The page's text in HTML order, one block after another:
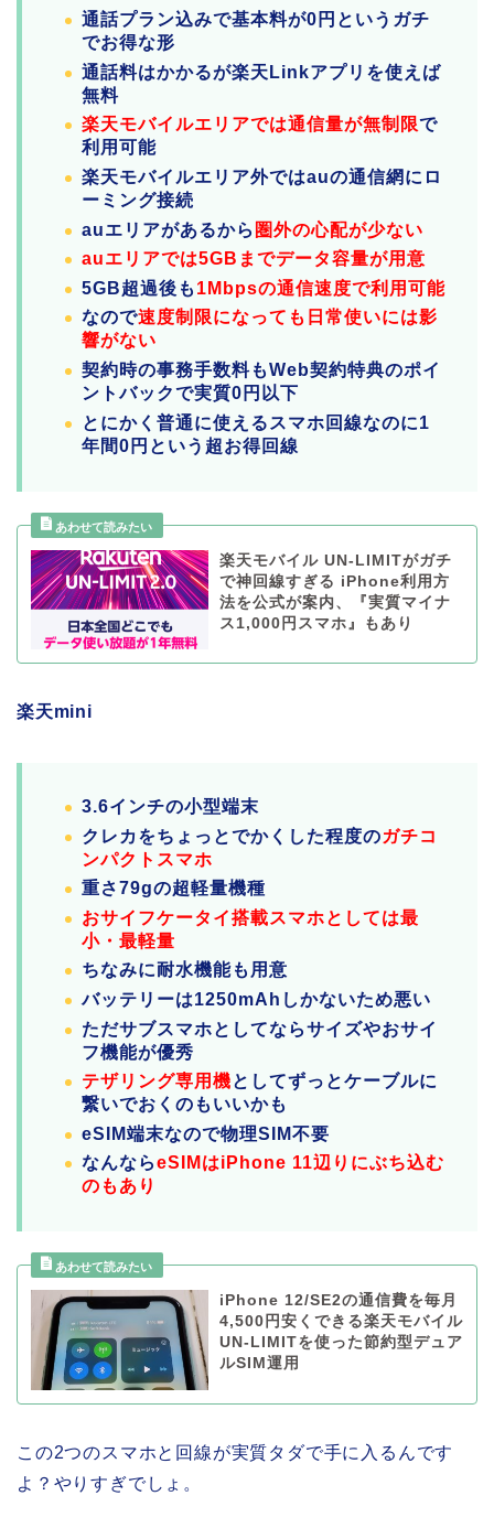
通話プラン込みで基本料が0円というガチ
でお得な形
通話料はかかるが楽天Linkアプリを使えば
無料
楽天モバイルエリアでは通信量が無制限で
利用可能
楽天モバイルエリア外ではauの通信網にロ
ーミング接続
auエリアがあるから 圏外の心配が少ない
auエリアでは5GBまでデータ容量が用意
5GB超過後も 1Mbpsの通信速度で利用可能
なので速度制限になっても日常使いには影
響がない
契約時の事務手数料もWeb契約特典のポイ
ントバックで実質0円以下
とにかく普通に使えるスマホ回線なのに1
年間0円という超お得回線
楽天モバイル UN-LIMITがガチ
で神回線すぎる iPhone利用方
法を公式が案内、『実質マイナ
ス1,000円スマホ』もあり
楽天mini
3.6インチの小型端末
クレカをちょっとでかくした程度のガチコ
ンパクトスマホ
重さ79gの超軽量機種
おサイフケータイ搭載スマホとしては最
小・最軽量
ちなみに耐水機能も用意
バッテリーは1250mAhしかないため悪い
ただサブスマホとしてならサイズやおサイ
フ機能が優秀
テザリング専用機としてずっとケーブルに
繋いでおくのもいいかも
eSIM端末なので物理SIM不要
なんならeSIMはiPhone 11辺りにぶち込む
のもあり
iPhone 12/SE2の通信費を毎月
4,500円安くできる楽天モバイル
UN-LIMITを使った節約型デュア
ルSIM運用
この2つのスマホと回線が実質タダで手に入るんです
よ？やりすぎでしょ。